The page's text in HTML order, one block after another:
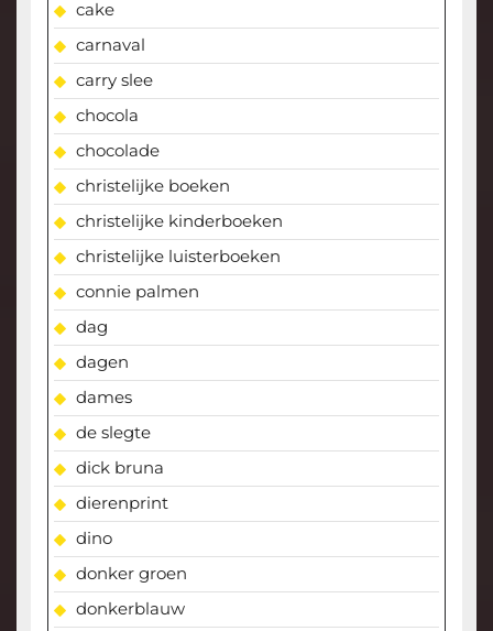
cake
carnaval
carry slee
chocola
chocolade
christelijke boeken
christelijke kinderboeken
christelijke luisterboeken
connie palmen
dag
dagen
dames
de slegte
dick bruna
dierenprint
dino
donker groen
donkerblauw